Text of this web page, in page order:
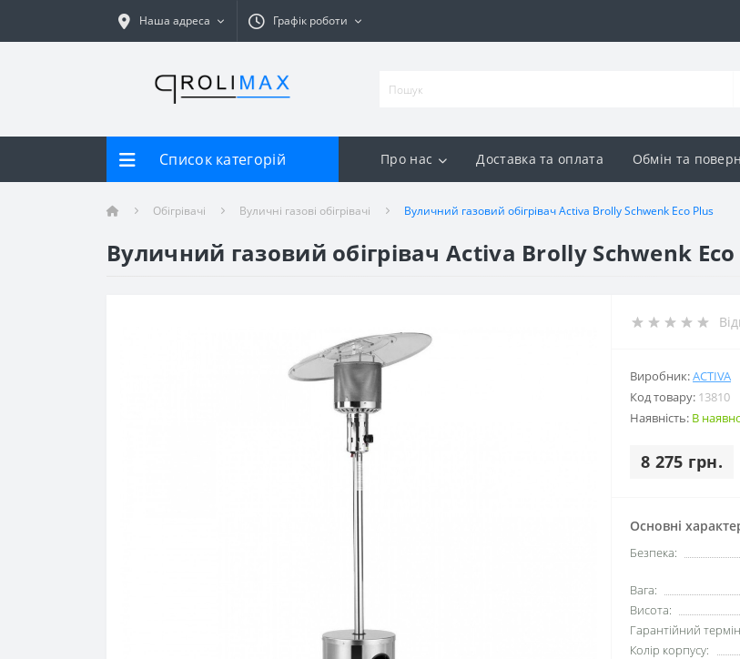
Наша адреса Графік роботи
Список категорій Про нас Доставка та оплата Обмін та
Обігрівачі Вуличні газові обігрівачі Вуличний газовий обігрівач Activa Brolly Schwenk Eco Plus
Вуличний газовий обігрівач Activa Brolly Schwenk Eco
Виробник:ACTIVA
Код товару: 13810
Наявність: В
8 275 грн.
Основні
Безпека:
Вага:
Висота:
Гарантійний
Колір корпусу: